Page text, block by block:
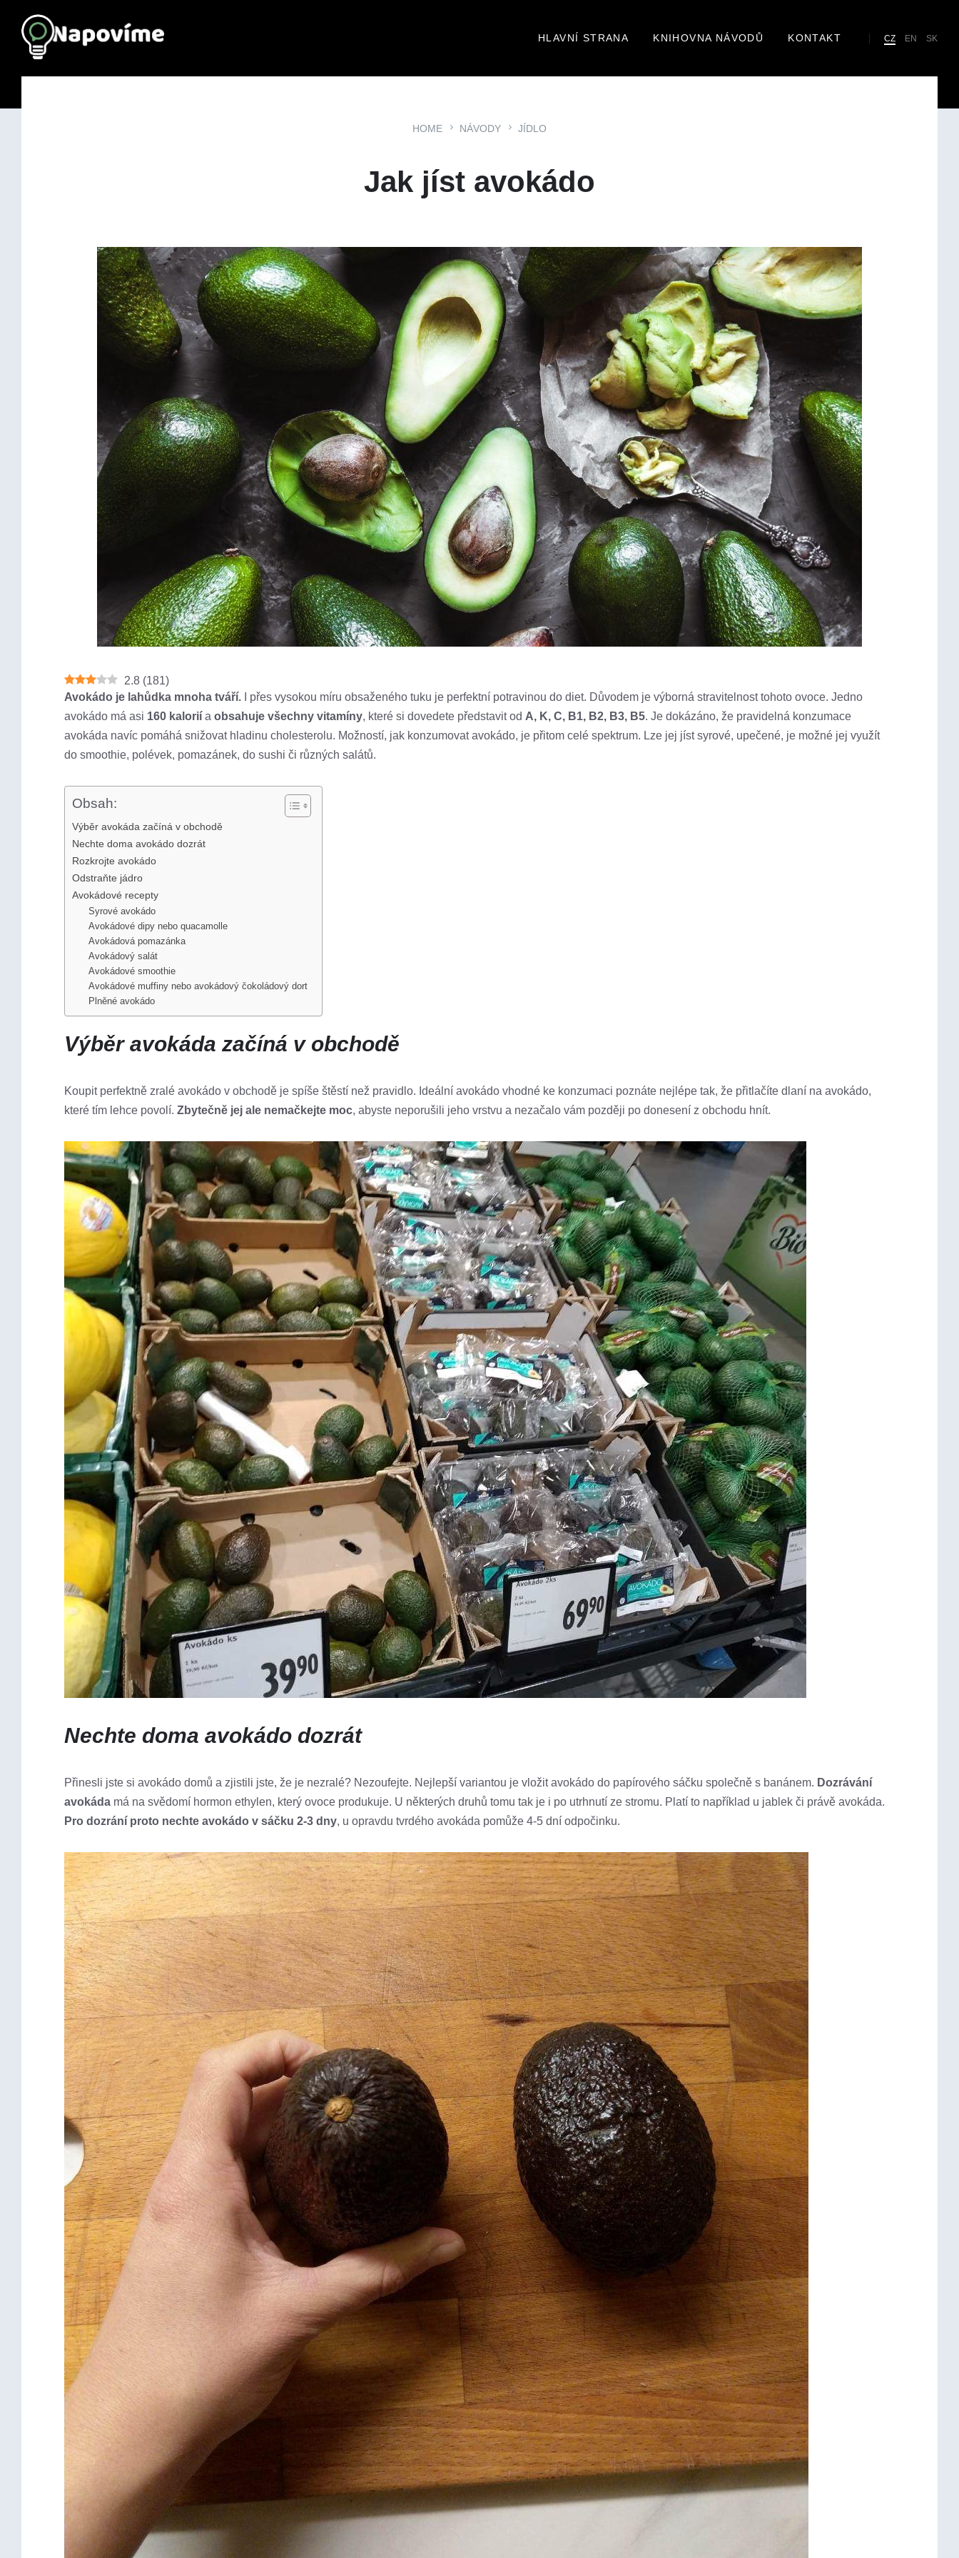
HLAVNÍ STRANA KNIHOVNA NÁVODŮ KONTAKT CZ EN SK
HOME NÁVODY JÍDLO
Jak jíst avokádo
2.8 (181)
Avokádo je lahůdka mnoha tváří. I přes vysokou míru obsaženého tuku je perfektní potravinou do diet. Důvodem je výborná stravitelnost tohoto ovoce. Jedno
avokádo má asi 160 kalorií a obsahuje všechny vitamíny, které si dovedete představit od A, K, C, B1, B2, B3, B5. Je dokázáno, že pravidelná konzumace
avokáda navíc pomáhá snižovat hladinu cholesterolu. Možností, jak konzumovat avokádo, je přitom celé spektrum. Lze jej jíst syrové, upečené, je možné jej využít
do smoothie, polévek, pomazánek, do sushi či různých salátů.
Obsah:
Výběr avokáda začíná v obchodě
Nechte doma avokádo dozrát
Rozkrojte avokádo
Odstraňte jádro
Avokádové recepty
Syrové avokádo
Avokádové dipy nebo quacamolle
Avokádová pomazánka
Avokádový salát
Avokádové smoothie
Avokádové muffiny nebo avokádový čokoládový dort
Plněné avokádo
Výběr avokáda začíná v obchodě
Koupit perfektně zralé avokádo v obchodě je spíše štěstí než pravidlo. Ideální avokádo vhodné ke konzumaci poznáte nejlépe tak, že přitlačíte dlaní na avokádo,
které tím lehce povolí. Zbytečně jej ale nemačkejte moc, abyste neporušili jeho vrstvu a nezačalo vám později po donesení z obchodu hnít.
Nechte doma avokádo dozrát
Přinesli jste si avokádo domů a zjistili jste, že je nezralé? Nezoufejte. Nejlepší variantou je vložit avokádo do papírového sáčku společně s banánem. Dozrávání
avokáda má na svědomí hormon ethylen, který ovoce produkuje. U některých druhů tomu tak je i po utrhnutí ze stromu. Platí to například u jablek či právě avokáda.
Pro dozrání proto nechte avokádo v sáčku 2-3 dny, u opravdu tvrdého avokáda pomůže 4-5 dní odpočinku.